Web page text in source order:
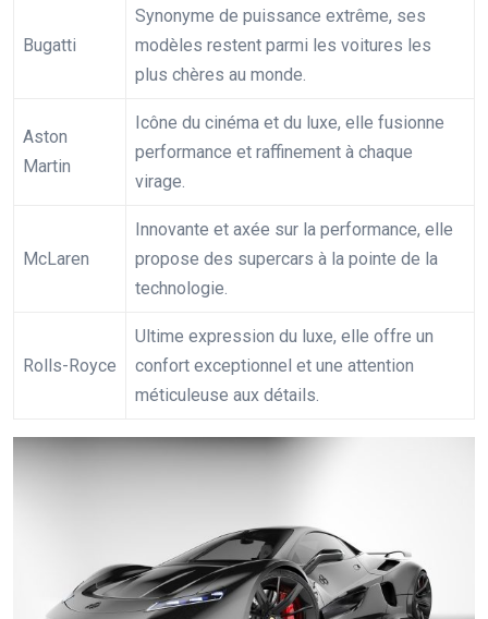
Bugatti
Synonyme de puissance extrême, ses
modèles restent parmi les voitures les
plus chères au monde.
Aston
Martin
Icône du cinéma et du luxe, elle fusionne
performance et raffinement à chaque
virage.
McLaren
Innovante et axée sur la performance, elle
propose des supercars à la pointe de la
technologie.
Rolls-Royce
Ultime expression du luxe, elle offre un
confort exceptionnel et une attention
méticuleuse aux détails.